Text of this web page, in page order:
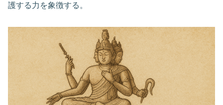
護する力を象徴する。